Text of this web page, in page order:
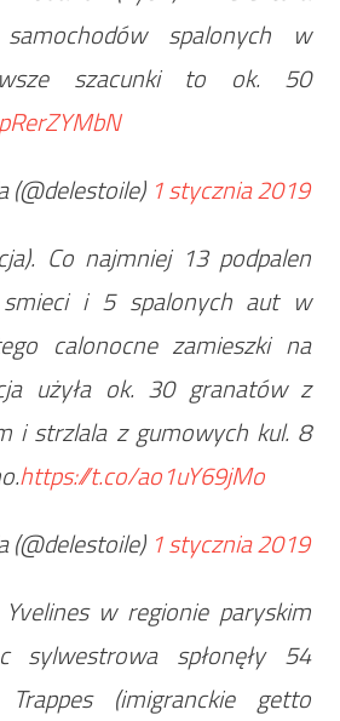
samochodów spalonych w
szacunki to ok. 50
(@delestoile) 1 stycznia 2019
Co najmniej 13 podpalen
i 5 spalonych aut w
calonocne zamieszki na
użyła ok. 30 granatów z
i strzlala z gumowych kul. 8
https://t.co/ao1uY69jMo
(@delestoile) 1 stycznia 2019
w regionie paryskim
sylwestrowa spłonęły 54
(imigranckie getto